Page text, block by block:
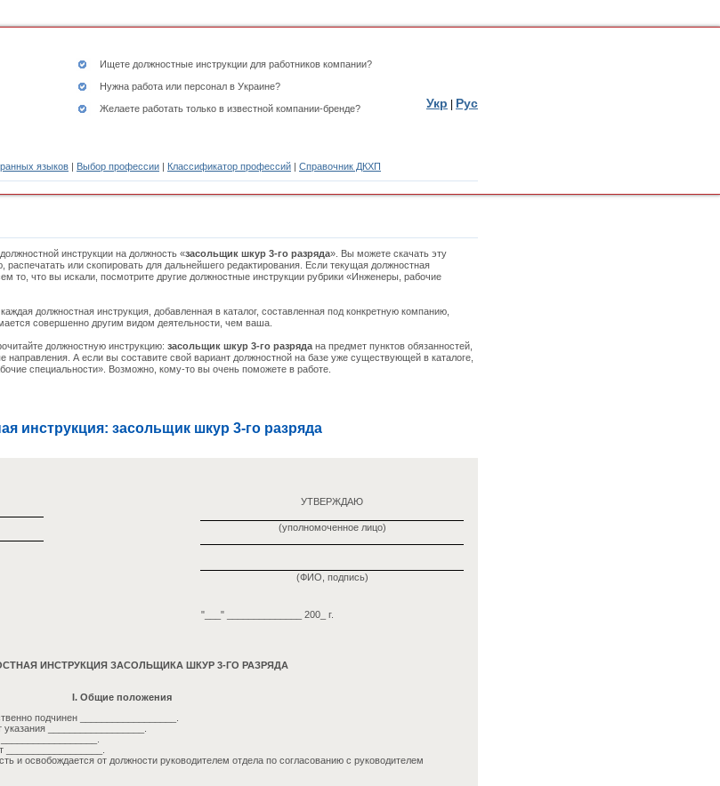
Ищете должностные инструкции для работников компании?
Нужна работа или персонал в Украине?
Желаете работать только в известной компании-бренде?
языков | Выбор профессии | Классификатор профессий | Справочник ДКХП
Укр Рус
инструкции на должность «засольщик шкур 3-го разряда». Вы можете скачать эту
распечатать или скопировать для дальнейшего редактирования. Если текущая должностная
то, что вы искали, посмотрите другие должностные инструкции рубрики «Инженеры, рабочие
должностная инструкция, добавленная в каталог, составленная под конкретную компанию,
совершенно другим видом деятельности, чем ваша.
должностную инструкцию: засольщик шкур 3-го разряда на предмет пунктов обязанностей,
направления. А если вы составите свой вариант должностной на базе уже существующей в каталоге,
специальности». Возможно, кому-то вы очень поможете в работе.
инструкция: засольщик шкур 3-го разряда
УТВЕРЖДАЮ
(уполномоченное лицо)
(ФИО, подпись)
"___" ______________ 200_ г.
ИНСТРУКЦИЯ ЗАСОЛЬЩИКА ШКУР 3-ГО РАЗРЯДА
I. Общие положения
подчинен __________________.
__________________.
и освобождается от должности руководителем отдела по согласованию с руководителем